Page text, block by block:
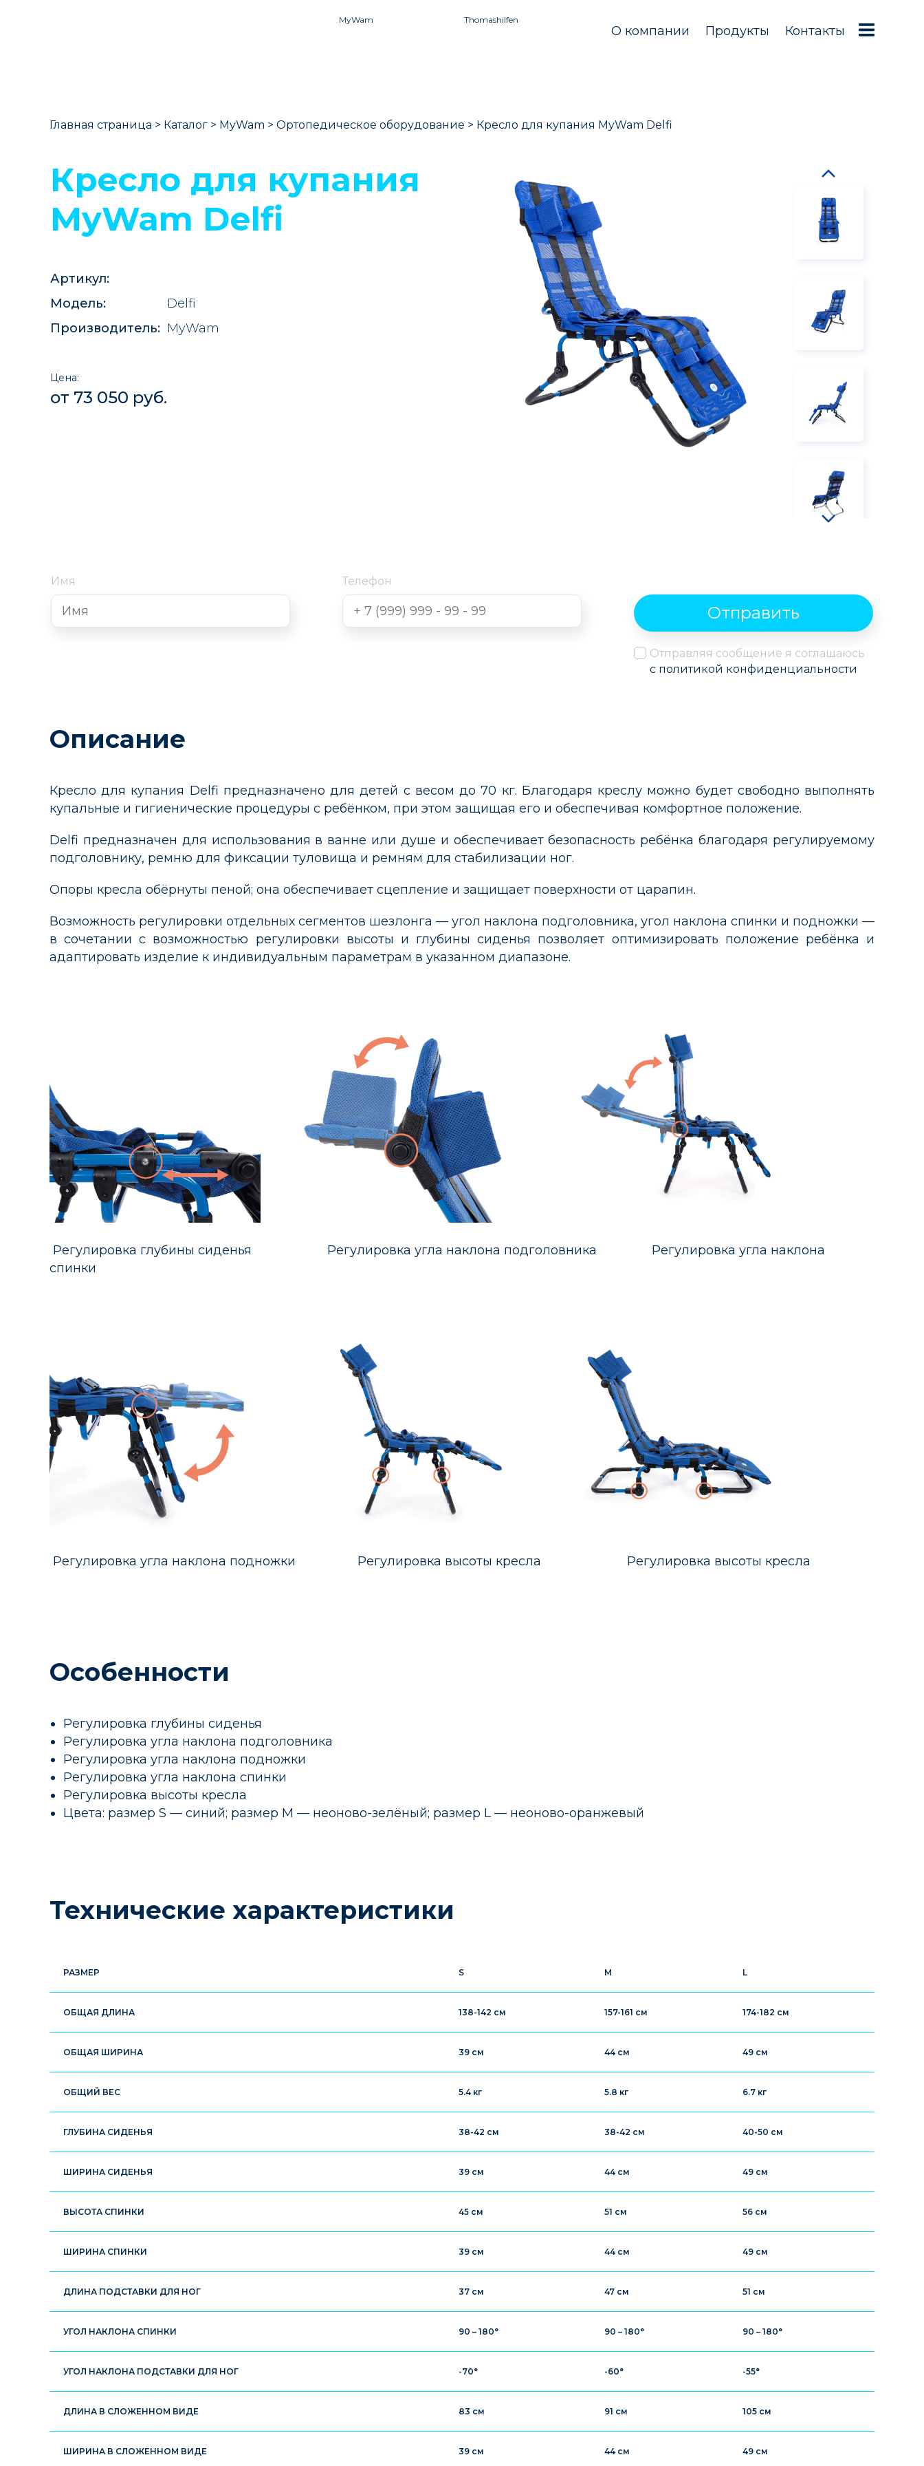
MyWam Thomashilfen
О компании Продукты Контакты
Главная страница > Каталог > MyWam > Ортопедическое оборудование > Кресло для купания MyWam Delfi
Кресло для купания
MyWam Delfi
Артикул:
Модель:
Delfi
Производитель: MyWam
Цена:
от 73 050 руб.
Имя Телефон
Отправить
Отправляя сообщение я соглашаюсь
с политикой конфиденциальности
Описание
Кресло для купания Delfi предназначено для детей с весом до 70 кг. Благодаря креслу можно будет свободно выполнять
купальные и гигиенические процедуры с ребёнком, при этом защищая его и обеспечивая комфортное положение.
Delfi предназначен для использования в ванне или душе и обеспечивает безопасность ребёнка благодаря регулируемому
подголовнику, ремню для фиксации туловища и ремням для стабилизации ног.
Опоры кресла обёрнуты пеной; она обеспечивает сцепление и защищает поверхности от царапин.
Возможность регулировки отдельных сегментов шезлонга — угол наклона подголовника, угол наклона спинки и подножки —
в сочетании с возможностью регулировки высоты и глубины сиденья позволяет оптимизировать положение ребёнка и
адаптировать изделие к индивидуальным параметрам в указанном диапазоне.
Регулировка глубины сиденья Регулировка угла наклона подголовника Регулировка угла наклона
спинки
Регулировка угла наклона подножки Регулировка высоты кресла Регулировка высоты кресла
Особенности
Регулировка глубины сиденья
Регулировка угла наклона подголовника
Регулировка угла наклона подножки
Регулировка угла наклона спинки
Регулировка высоты кресла
Цвета: размер S — синий; размер M — неоново-зелёный; размер L — неоново-оранжевый
Технические характеристики
РАЗМЕР S M L
ОБЩАЯ ДЛИНА 138-142 см 157-161 см 174-182 см
ОБЩАЯ ШИРИНА 39 см 44 см 49 см
ОБЩИЙ ВЕС 5.4 кг 5.8 кг 6.7 кг
ГЛУБИНА СИДЕНЬЯ 38-42 см 38-42 см 40-50 см
ШИРИНА СИДЕНЬЯ 39 см 44 см 49 см
ВЫСОТА СПИНКИ 45 см 51 см 56 см
ШИРИНА СПИНКИ 39 см 44 см 49 см
ДЛИНА ПОДСТАВКИ ДЛЯ НОГ 37 см 47 см 51 см
УГОЛ НАКЛОНА СПИНКИ 90 – 180° 90 – 180° 90 – 180°
УГОЛ НАКЛОНА ПОДСТАВКИ ДЛЯ НОГ -70° -60° -55°
ДЛИНА В СЛОЖЕННОМ ВИДЕ 83 см 91 см 105 см
ШИРИНА В СЛОЖЕННОМ ВИДЕ 39 см 44 см 49 см